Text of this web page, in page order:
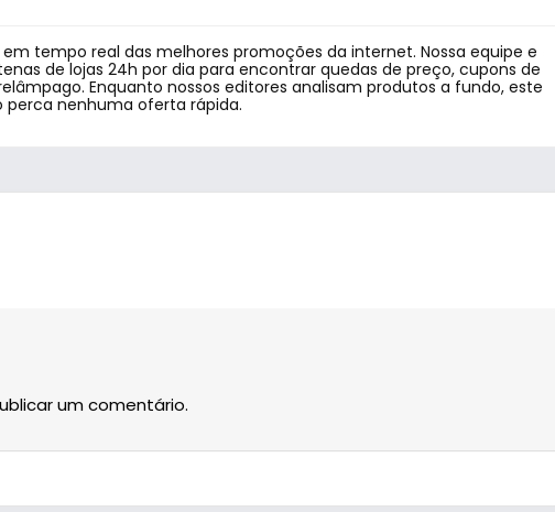
tempo real das melhores promoções da internet. Nossa equipe e
de lojas 24h por dia para encontrar quedas de preço, cupons de
Enquanto nossos editores analisam produtos a fundo, este
nenhuma oferta rápida.
um comentário.